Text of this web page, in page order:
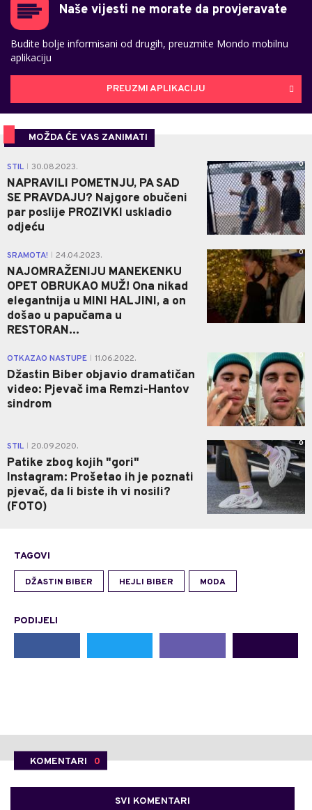
Naše vijesti ne morate da provjeravate
Budite bolje informisani od drugih, preuzmite Mondo mobilnu
aplikaciju
PREUZMI APLIKACIJU
MOŽDA ĆE VAS ZANIMATI
STIL 30.08.2023.
NAPRAVILI POMETNJU, PA SAD
SE PRAVDAJU? Najgore obučeni
par poslije PROZIVKI uskladio
odjeću
0
SRAMOTA! 24.04.2023.
NAJOMRAŽENIJU MANEKENKU
OPET OBRUKAO MUŽ! Ona nikad
elegantnija u MINI HALJINI, a on
došao u papučama u
RESTORAN...
0
OTKAZAO NASTUPE 11.06.2022.
Džastin Biber objavio dramatičan
video: Pjevač ima Remzi-Hantov
sindrom
0
STIL 20.09.2020.
Patike zbog kojih "gori"
Instagram: Prošetao ih je poznati
pjevač, da li biste ih vi nosili?
(FOTO)
0
TAGOVI
DŽASTIN BIBER HEJLI BIBER MODA
PODIJELI
KOMENTARI 0
SVI KOMENTARI